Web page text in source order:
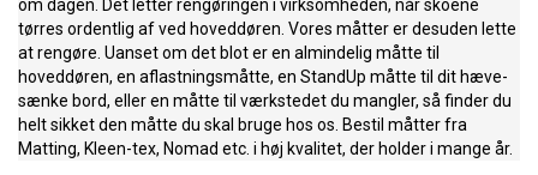
om dagen. Det letter rengøringen i virksomheden, når skoene
tørres ordentlig af ved hoveddøren. Vores måtter er desuden lette
at rengøre. Uanset om det blot er en almindelig måtte til
hoveddøren, en aflastningsmåtte, en StandUp måtte til dit hæve-
sænke bord, eller en måtte til værkstedet du mangler, så finder du
helt sikket den måtte du skal bruge hos os. Bestil måtter fra
Matting, Kleen-tex, Nomad etc. i høj kvalitet, der holder i mange år.